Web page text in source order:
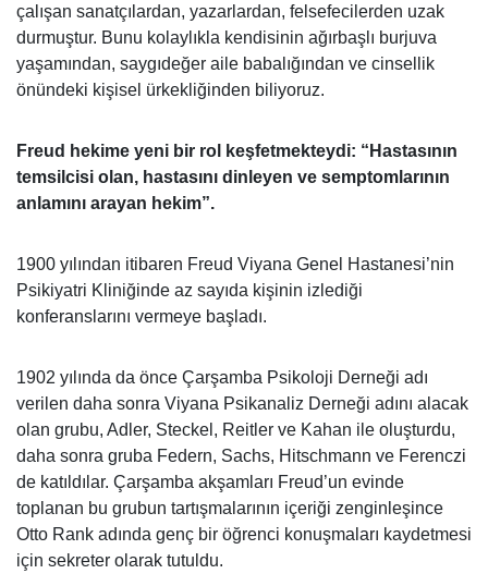
çalışan sanatçılardan, yazarlardan, felsefecilerden uzak
durmuştur. Bunu kolaylıkla kendisinin ağırbaşlı burjuva
yaşamından, saygıdeğer aile babalığından ve cinsellik
önündeki kişisel ürkekliğinden biliyoruz.
Freud hekime yeni bir rol keşfetmekteydi: “Hastasının
temsilcisi olan, hastasını dinleyen ve semptomlarının
anlamını arayan hekim”.
1900 yılından itibaren Freud Viyana Genel Hastanesi’nin
Psikiyatri Kliniğinde az sayıda kişinin izlediği
konferanslarını vermeye başladı.
1902 yılında da önce Çarşamba Psikoloji Derneği adı
verilen daha sonra Viyana Psikanaliz Derneği adını alacak
olan grubu, Adler, Steckel, Reitler ve Kahan ile oluşturdu,
daha sonra gruba Federn, Sachs, Hitschmann ve Ferenczi
de katıldılar. Çarşamba akşamları Freud’un evinde
toplanan bu grubun tartışmalarının içeriği zenginleşince
Otto Rank adında genç bir öğrenci konuşmaları kaydetmesi
için sekreter olarak tutuldu.